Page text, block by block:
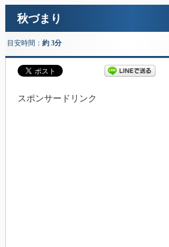
秋づまり
目安時間： 約 3分
スポンサードリンク